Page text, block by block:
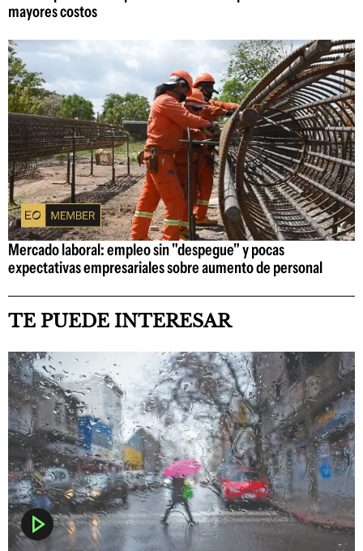
mayores costos
Mercado laboral: empleo sin "despegue" y pocas
expectativas empresariales sobre aumento de personal
TE PUEDE INTERESAR